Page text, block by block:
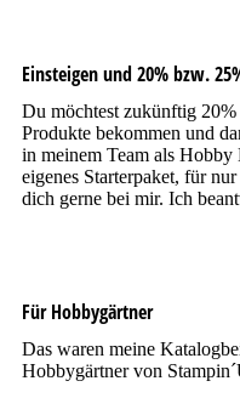
Einsteigen und 20% bzw.
Du möchtest zukünftig
Produkte bekommen und
in meinem Team als
eigenes Starterpaket, für
dich gerne bei mir. Ich
Für Hobbygärtner
Das waren meine
Hobbygärtner von